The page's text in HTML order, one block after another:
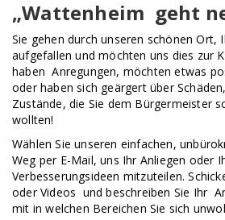
„Wattenheim geht
Sie gehen durch unseren schönen Ort,
aufgefallen und möchten uns dies zur
haben Anregungen, möchten etwas
oder haben sich geärgert über
Zustände, die Sie dem Bürgermeister
wollten!
Wählen Sie unseren einfachen,
Weg per E-Mail, uns Ihr Anliegen oder
Verbesserungsideen mitzuteilen.
oder Videos und beschreiben Sie Ihr
mit in welchen Bereichen Sie sich